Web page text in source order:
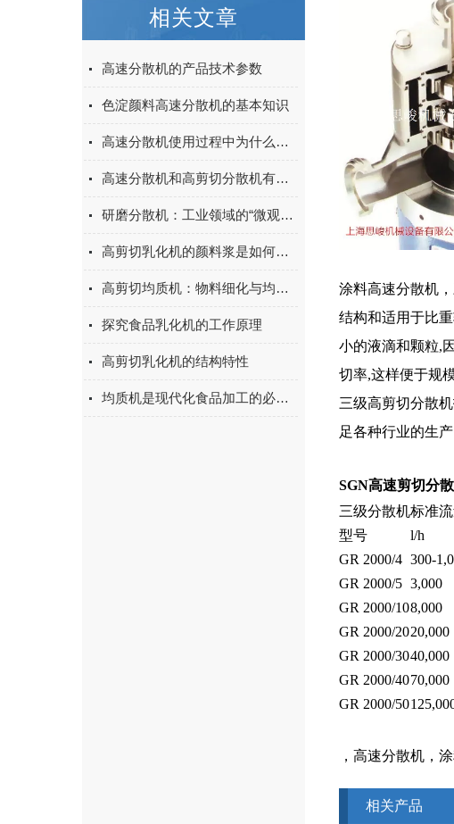
相关文章
高速分散机的产品技术参数
色淀颜料高速分散机的基本知识
高速分散机使用过程中为什么不能接触氧气？
高速分散机和高剪切分散机有什么区别？
研磨分散机：工业领域的“微观加工大师”
高剪切乳化机的颜料浆是如何运动的？
高剪切均质机：物料细化与均质的强力引擎
探究食品乳化机的工作原理
高剪切乳化机的结构特性
均质机是现代化食品加工的必要条件
涂料高速分散机
结构和适用于比
小的液滴和颗粒,
切率,这样便于规
三级高剪切分散
足各种行业的生产
SGN高速剪切分
三级分散机标准
型号
l/h
GR 2000/4 300-
GR 2000/5 3,000
GR 2000/108,000
GR 2000/2020,000
GR 2000/3040,000
GR 2000/4070,000
GR 2000/50
，高速分散机，
相关产品